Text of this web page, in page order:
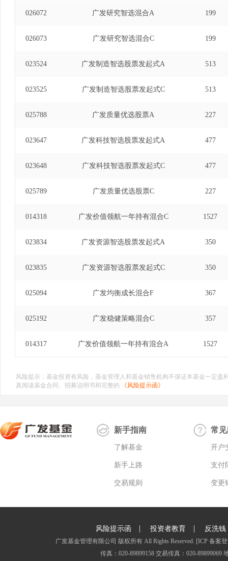
026072 广发研究智选混合A 199
026073 广发研究智选混合C 199
023524 广发制造智选股票发起式A 513
023525 广发制造智选股票发起式C 513
025788 广发质量优选股票A 227
023647 广发科技智选股票发起式A 477
023648 广发科技智选股票发起式C 477
025789 广发质量优选股票C 227
014318 广发价值领航一年持有混合C 1527
023834 广发资源智选股票发起式A 350
023835 广发资源智选股票发起式C 350
025094 广发均衡成长混合F 367
025192 广发稳健策略混合C 357
014317 广发价值领航一年持有混合A 1527
风险提示：基金投资有风险，基金管理人和基金销售机构不保证本基金一定
真阅读基金合同、招募说明书和完整的
《风险提示函》
新手指南
了解基金
新手上路
交易规则
常
开户
支付
变更
风险提示函 | 投资者教育 | 反洗钱
广发基金管理有限公司 版权所有 All Rights Reserved. [ICP 备案
传真：020-89899158 交易传真：020-